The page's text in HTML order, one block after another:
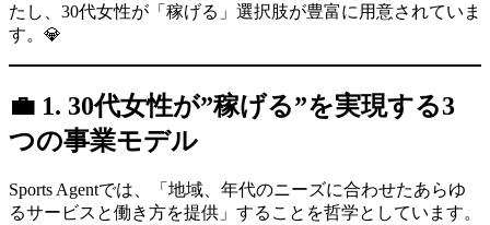
たし、30代女性が「稼げる」選択肢が豊富に用意されていま
す。💎
💼 1. 30代女性が”稼げる”を実現する3
つの事業モデル
Sports Agentでは、「地域、年代のニーズに合わせたあらゆ
るサービスと働き方を提供」することを哲学としています。